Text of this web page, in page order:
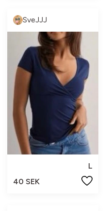
SveJJJ
L
40 SEK